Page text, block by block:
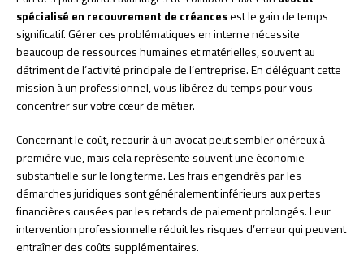
spécialisé en recouvrement de créancesest le gain de temps
significatif. Gérer ces problématiques en interne nécessite
beaucoup de ressources humaines et matérielles, souvent au
détriment de l’activité principale de l’entreprise. En déléguant cette
mission à un professionnel, vous libérez du temps pour vous
concentrer sur votre cœur de métier.
Concernant le coût, recourir à un avocat peut sembler onéreux à
première vue, mais cela représente souvent une économie
substantielle sur le long terme. Les frais engendrés par les
démarches juridiques sont généralement inférieurs aux pertes
financières causées par les retards de paiement prolongés. Leur
intervention professionnelle réduit les risques d’erreur qui peuvent
entraîner des coûts supplémentaires.